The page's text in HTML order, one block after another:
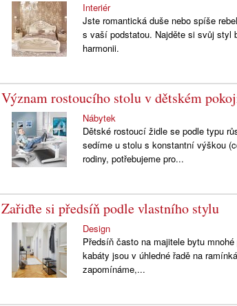
Interiér
Jste romantická duše nebo spíše
s vaší podstatou. Najděte si svůj styl
harmonii.
Význam rostoucího stolu v dětském
Nábytek
Dětské rostoucí židle se podle typu
sedíme u stolu s konstantní výškou
rodiny, potřebujeme pro...
Zařiďte si předsíň podle vlastního stylu
Design
Předsíň často na majitele bytu
kabáty jsou v úhledné řadě na
zapomínáme,...